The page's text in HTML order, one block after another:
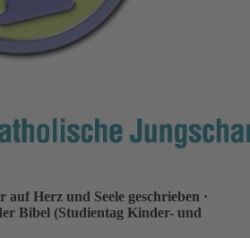
Herz und Seele geschrieben ·
Bibel (Studientag Kinder- und